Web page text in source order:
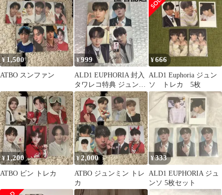
¥1,500
ATBO スンファン
¥999
ALD1 EUPHORIA 封入
タワレコ特典 ジュンソ
トレカ まとめ売り
¥666
ALD1 Euphoria ジュン
ソ トレカ 5枚
¥1,200
ATBO ビン トレカ
¥2,000
ATBO ジュンミン トレ
カ
¥333
ALD1 EUPHORIA ジュ
ンソ 5枚セット